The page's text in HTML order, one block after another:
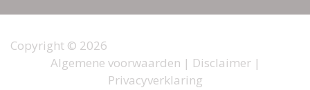
Copyright © 2026
Algemene voorwaarden | Disclaimer|
Privacyverklaring